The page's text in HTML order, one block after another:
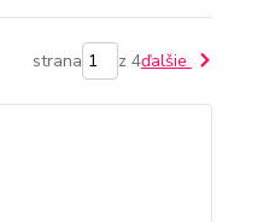
strana z 4ďalšie